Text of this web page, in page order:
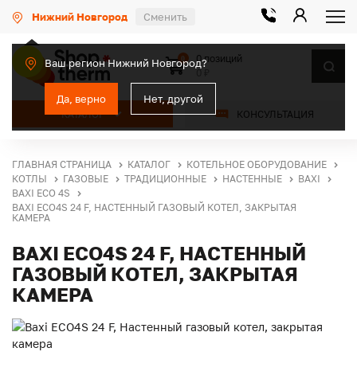
Нижний Новгород Сменить
Ваш регион Нижний Новгород?
Да, верно Нет, другой
КАТАЛОГ КОНСУЛЬТАЦИЯ
0
0 позиций
ГЛАВНАЯ СТРАНИЦА КАТАЛОГ
КОТЕЛЬНОЕ ОБОРУДОВАНИЕ
КОТЛЫ
ГАЗОВЫЕ ТРАДИЦИОННЫЕ НАСТЕННЫЕ
BAXI
BAXI ECO 4S
BAXI ECO4S 24 F, НАСТЕННЫЙ ГАЗОВЫЙ КОТЕЛ, ЗАКРЫТАЯ
КАМЕРА
BAXI ECO4S 24 F, НАСТЕННЫЙ
ГАЗОВЫЙ КОТЕЛ, ЗАКРЫТАЯ
КАМЕРА